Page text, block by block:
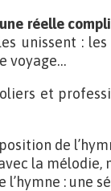
réelle
unissent :
voyage…
et
de
la mélodie,
: une